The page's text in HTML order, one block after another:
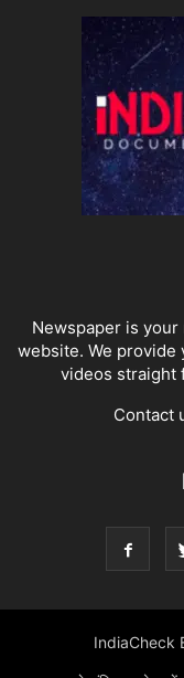
Newspaper is
website. We provide
videos straight
Contact
IndiaCheck